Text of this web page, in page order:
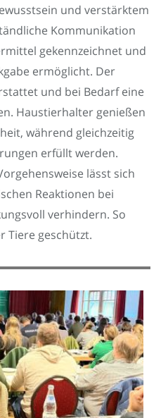
und verstärktem
Kommunikation
gekennzeichnet und
ermöglicht. Der
und bei Bedarf eine
Haustierhalter genießen
während gleichzeitig
erfüllt werden.
lässt sich
Reaktionen bei
verhindern. So
Tiere geschützt.